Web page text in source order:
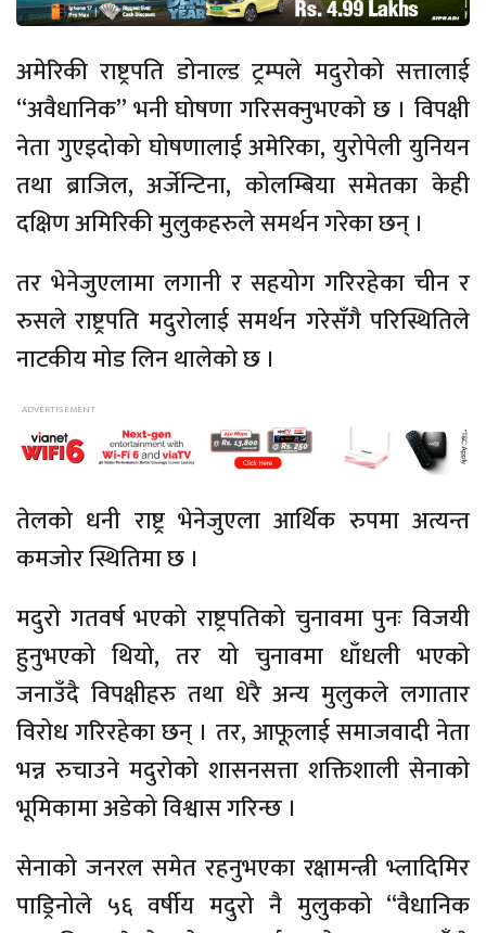
अमेरिकी राष्ट्रपति डोनाल्ड ट्रम्पले मदुरोको सत्तालाई
“अवैधानिक” भनी घोषणा गरिसक्नुभएको छ । विपक्षी
नेता गुएइदोको घोषणालाई अमेरिका, युरोपेली युनियन
तथा ब्राजिल, अर्जेन्टिना, कोलम्बिया समेतका केही
दक्षिण अमिरिकी मुलुकहरुले समर्थन गरेका छन् ।
तर भेनेजुएलामा लगानी र सहयोग गरिरहेका चीन र
रुसले राष्ट्रपति मदुरोलाई समर्थन गरेसँगै परिस्थितिले
नाटकीय मोड लिन थालेको छ ।
तेलको धनी राष्ट्र भेनेजुएला आर्थिक रुपमा अत्यन्त
कमजोर स्थितिमा छ ।
मदुरो गतवर्ष भएको राष्ट्रपतिको चुनावमा पुनः विजयी
हुनुभएको थियो, तर यो चुनावमा धाँधली भएको
जनाउँदै विपक्षीहरु तथा धेरै अन्य मुलुकले लगातार
विरोध गरिरहेका छन् । तर, आफूलाई समाजवादी नेता
भन्न रुचाउने मदुरोको शासनसत्ता शक्तिशाली सेनाको
भूमिकामा अडेको विश्वास गरिन्छ ।
सेनाको जनरल समेत रहनुभएका रक्षामन्त्री भ्लादिमिर
पाड्रिनोले ५६ वर्षीय मदुरो नै मुलुकको “वैधानिक